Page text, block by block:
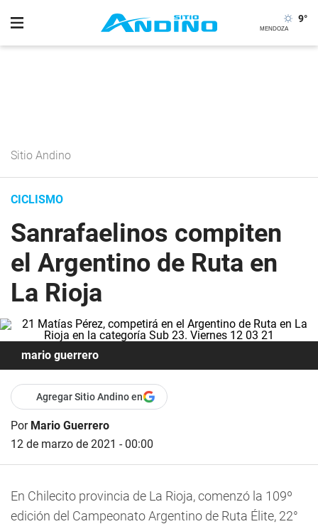
9°
Sitio Andino
CICLISMO
Sanrafaelinos compiten
el Argentino de Ruta en
La Rioja
mario guerrero
Agregar Sitio Andino en
Por Mario Guerrero
12 de marzo de 2021 - 00:00
En Chilecito provincia de La Rioja, comenzó la 109º
edición del Campeonato Argentino de Ruta Élite, 22°